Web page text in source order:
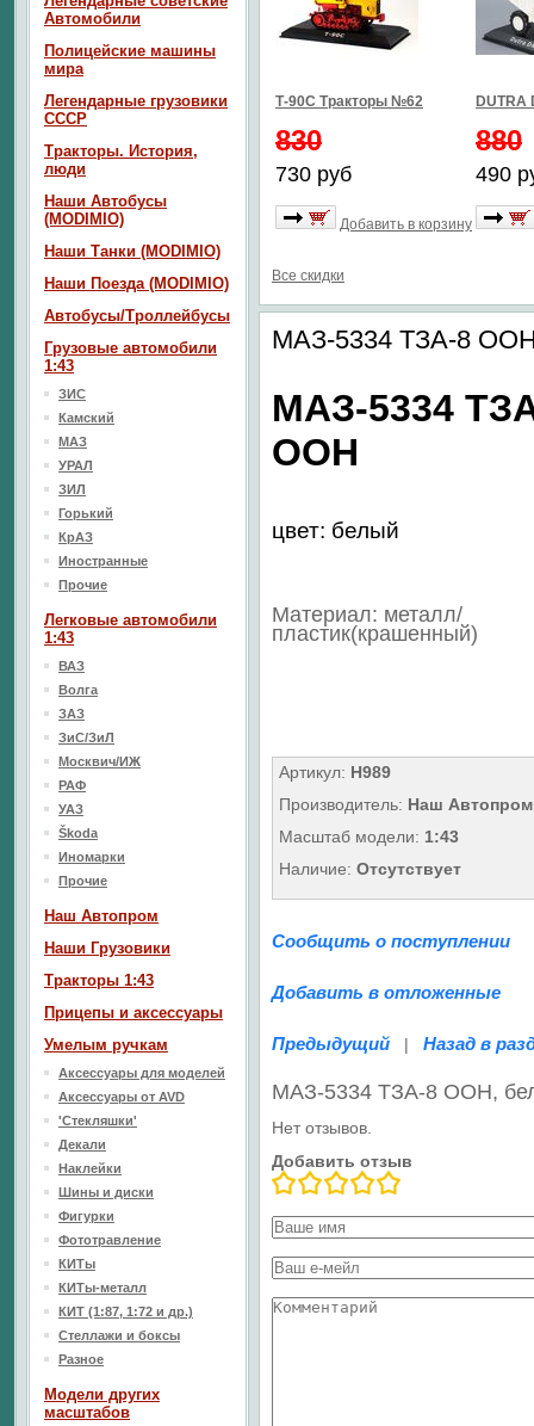
Т-90С Тракторы №62
830
730 руб
Добавить в корзину
DUTRA
880
490
Все скидки
МАЗ-5334 ТЗА-8
МАЗ-5334
ООН
цвет: белый
Материал: металл/
пластик(крашенный)
Артикул: Н989
Производитель: Наш Автопром
Масштаб модели: 1:43
Наличие: Отсутствует
Сообщить о поступлении
Добавить в отложенные
Предыдущий | Назад в
МАЗ-5334 ТЗА-8 ООН,
Нет отзывов.
Добавить отзыв
Автомобили
Полицейские машины
мира
Легендарные грузовики
СССР
Тракторы. История,
люди
Наши Автобусы
(MODIMIO)
Наши Танки (MODIMIO)
Наши Поезда (MODIMIO)
Автобусы/Троллейбусы
Грузовые автомобили
1:43
ЗИС
Камский
МАЗ
УРАЛ
ЗИЛ
Горький
КрАЗ
Иностранные
Прочие
Легковые автомобили
1:43
ВАЗ
Волга
ЗАЗ
ЗиС/ЗиЛ
Москвич/ИЖ
РАФ
УАЗ
Škoda
Иномарки
Прочие
Наш Aвтопром
Наши Грузовики
Тракторы 1:43
Прицепы и аксессуары
Умелым ручкам
Аксессуары для моделей
Аксессуары от AVD
'Стекляшки'
Декали
Наклейки
Шины и диски
Фигурки
Фототравление
КИТы
КИТы-металл
КИТ (1:87, 1:72 и др.)
Стеллажи и боксы
Разное
Модели других
масштабов